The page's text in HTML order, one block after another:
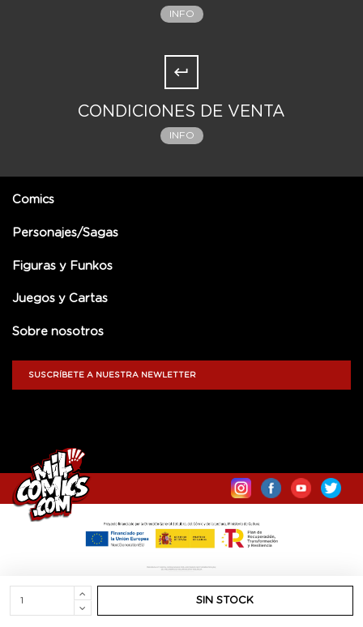
SIN STOCK
INFO
CONDICIONES DE VENTA
INFO
Comics
Personajes/Sagas
Figuras y Funkos
Juegos y Cartas
Sobre nosotros
SUSCRÍBETE A NUESTRA NEWLETTER